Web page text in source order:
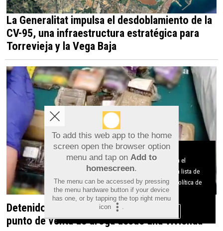
La Generalitat impulsa el desdoblamiento de la
CV-95, una infraestructura estratégica para
Torrevieja y la Vega Baja
Detenido en Albatera por dirigir un presunto
punto de venta de droga desde una vivienda
To add this web app to the home
screen open the browser option
menu and tap on Add to
homescreen.
The menu can be accessed by pressing
the menu hardware button if your device
has one, or by tapping the top right menu
icon
.
Aviso sobre el Uso de cookies:
Utilizamos cookies nuestras y de terceros para el
funcionamiento del digital. Puedes consultar la lista de
cookies y como desconectarlas. Ver nuestra Política de
Privacidad y Cookies
Aceptar Cookies